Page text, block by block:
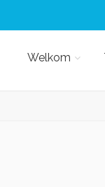
Welkom